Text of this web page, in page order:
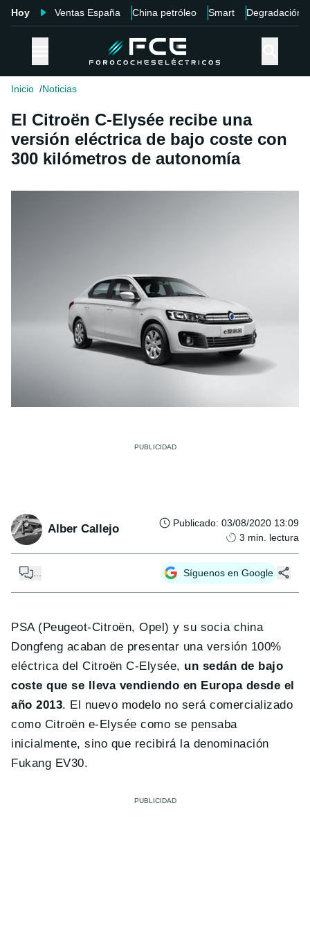
Hoy Ventas España China petróleo Smart Degradación
Inicio Noticias
El Citroën C-Elysée recibe una
versión eléctrica de bajo coste con
300 kilómetros de autonomía
Alber Callejo Publicado: 03/08/2020 13:09
3 min. lectura
Síguenos en Google
PSA (Peugeot-Citroën, Opel) y su socia china
Dongfeng acaban de presentar una versión 100%
eléctrica del Citroën C-Elysée, un sedán de bajo
coste que se lleva vendiendo en Europa desde el
año 2013. El nuevo modelo no será comercializado
como Citroën e-Elysée como se pensaba
inicialmente, sino que recibirá la denominación
Fukang EV30.